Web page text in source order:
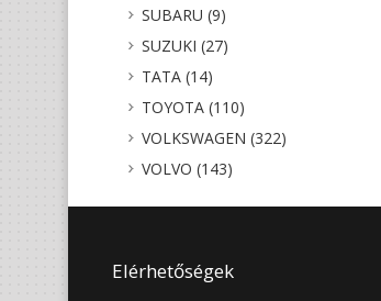
SUBARU (9)
SUZUKI (27)
TATA (14)
TOYOTA (110)
VOLKSWAGEN (322)
VOLVO (143)
Elérhetőségek